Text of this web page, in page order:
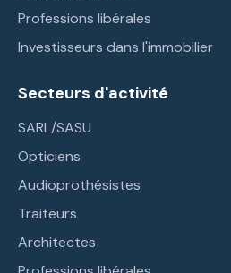
Professions libérales
Investisseurs dans l'immobilier
Secteurs d'activité
SARL/SASU
Opticiens
Audioprothésistes
Traiteurs
Architectes